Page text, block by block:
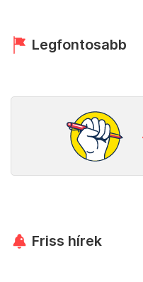
Legfontosabb
Friss hírek